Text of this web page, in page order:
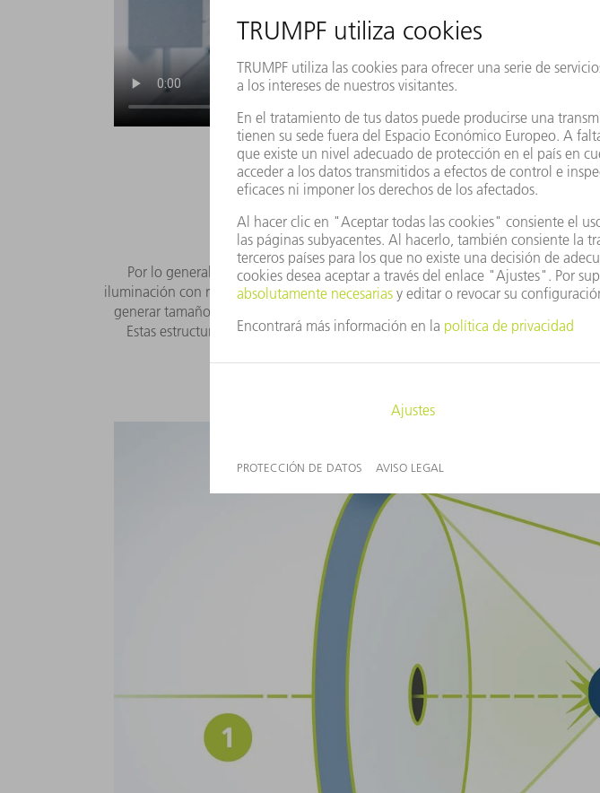
De las gotitas de estaño a la iluminación
Por lo general, los chips de los ordenadores modernos están estructurados
iluminación con radiación láser. En este contexto, el enfoque convencional con
generar tamaños de estructura más pequeños en el rango de menos de diez
Estas estructuras pequeñas requieren una iluminación con longitudes de